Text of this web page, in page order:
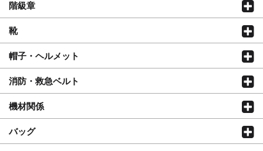
階級章
靴
帽子・ヘルメット
消防・救急ベルト
機材関係
バッグ